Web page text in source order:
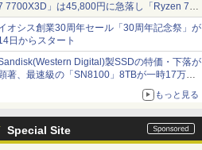
7700X3D」は45,800円に急落し「Ryzen 7
」との価格逆転解消 [8月前半のCPU
格]
オシス創業30周年セール「30周年記念祭」が
日からスタート
Digital)製SSDの特価・下落が
著、最速級の「SN8100」8TBが一時17万円
もっと見る
Special Site